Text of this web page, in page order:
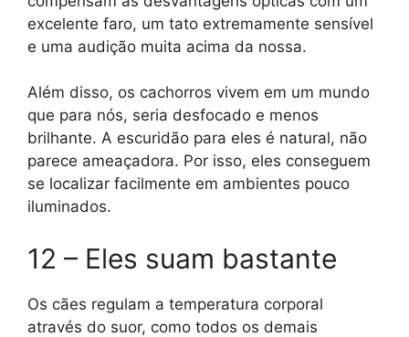
excelente faro, um tato extremamente sensível
e uma audição muita acima da nossa.
Além disso, os cachorros vivem em um mundo
que para nós, seria desfocado e menos
brilhante. A escuridão para eles é natural, não
parece ameaçadora. Por isso, eles conseguem
se localizar facilmente em ambientes pouco
iluminados.
12 – Eles suam bastante
Os cães regulam a temperatura corporal
através do suor, como todos os demais